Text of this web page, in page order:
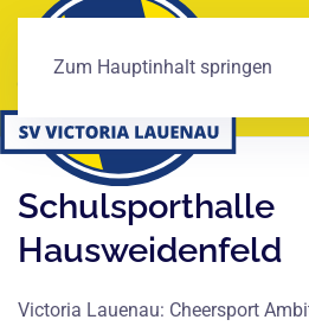
Zum Hauptinhalt springen
Schulsporthalle
Hausweidenfeld
Victoria Lauenau: Cheersport